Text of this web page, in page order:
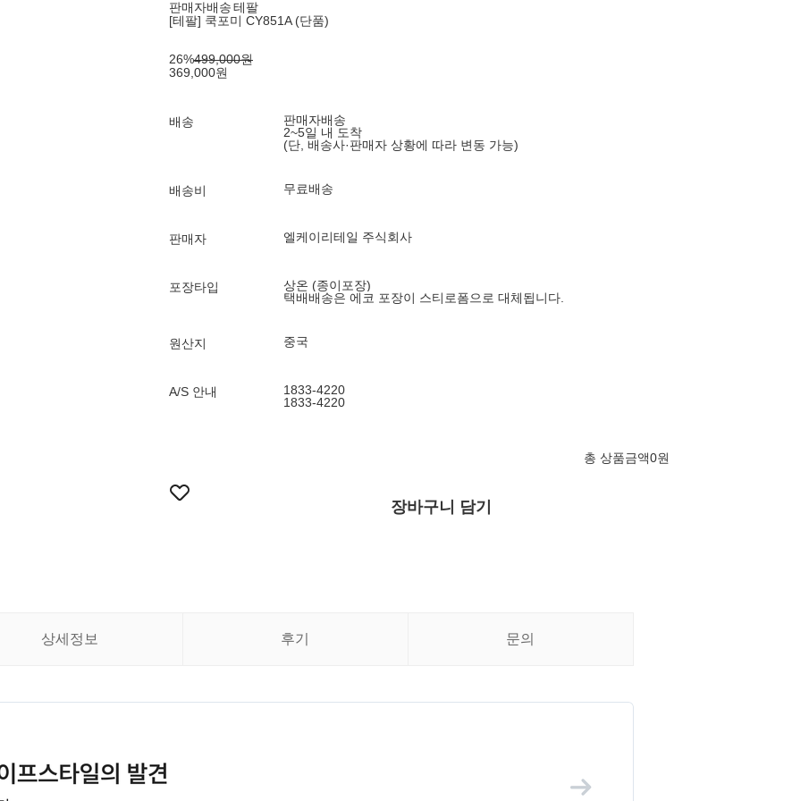
판매자배송테팔
[테팔] 쿡포미 CY851A (단품)
26%499,000원
369,000원
배송
판매자배송
2~5일 내 도착
(단, 배송사·판매자 상황에 따라 변동 가능)
배송비 무료배송
판매자 엘케이리테일 주식회사
포장타입
상온 (종이포장)
택배배송은 에코 포장이 스티로폼으로 대체됩니다.
원산지 중국
A/S 안내
1833-4220
1833-4220
총 상품금액0원
장바구니 담기
상세정보 후기 문의